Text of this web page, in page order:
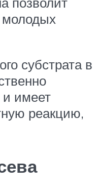
молодых
субстрата в
имеет
реакцию,